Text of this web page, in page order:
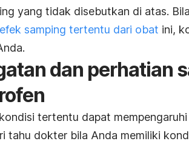
yang tidak disebutkan di atas.
efek samping tertentu dari obat ini,
dan perhatian
tertentu dapat
tahu dokter bila Anda memiliki